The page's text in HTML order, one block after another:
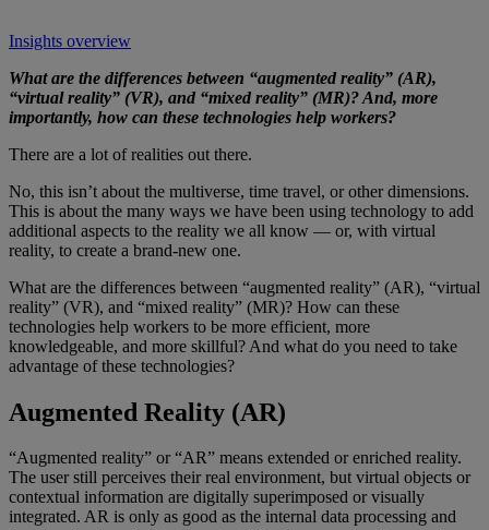
Insights overview
What are the differences between “augmented reality” (AR),
“virtual reality” (VR), and “mixed reality” (MR)? And, more
importantly, how can these technologies help workers?
There are a lot of realities out there.
No, this isn’t about the multiverse, time travel, or other dimensions.
This is about the many ways we have been using technology to add
additional aspects to the reality we all know — or, with virtual
reality, to create a brand-new one.
What are the differences between “augmented reality” (AR), “virtual
reality” (VR), and “mixed reality” (MR)? How can these
technologies help workers to be more efficient, more
knowledgeable, and more skillful? And what do you need to take
advantage of these technologies?
Augmented Reality (AR)
“Augmented reality” or “AR” means extended or enriched reality.
The user still perceives their real environment, but virtual objects or
contextual information are digitally superimposed or visually
integrated. AR is only as good as the internal data processing and